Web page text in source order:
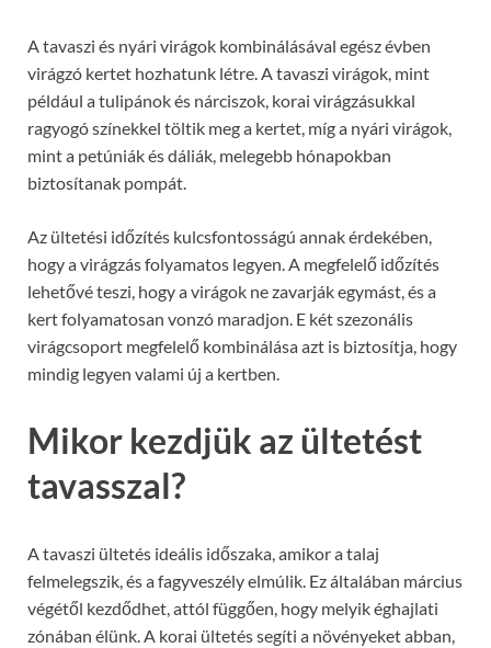
A tavaszi és nyári virágok kombinálásával egész évben
virágzó kertet hozhatunk létre. A tavaszi virágok, mint
például a tulipánok és nárciszok, korai virágzásukkal
ragyogó színekkel töltik meg a kertet, míg a nyári virágok,
mint a petúniák és dáliák, melegebb hónapokban
biztosítanak pompát.
Az ültetési időzítés kulcsfontosságú annak érdekében,
hogy a virágzás folyamatos legyen. A megfelelő időzítés
lehetővé teszi, hogy a virágok ne zavarják egymást, és a
kert folyamatosan vonzó maradjon. E két szezonális
virágcsoport megfelelő kombinálása azt is biztosítja, hogy
mindig legyen valami új a kertben.
Mikor kezdjük az ültetést
tavasszal?
A tavaszi ültetés ideális időszaka, amikor a talaj
felmelegszik, és a fagyveszély elmúlik. Ez általában március
végétől kezdődhet, attól függően, hogy melyik éghajlati
zónában élünk. A korai ültetés segíti a növényeket abban,